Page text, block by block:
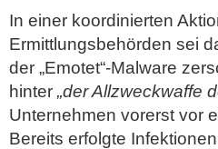
In einer koordinierten
Ermittlungsbehörden sei
der „Emotet“-Malware
hinter „der Allzweckwaffe
Unternehmen vorerst vor
Bereits erfolgte